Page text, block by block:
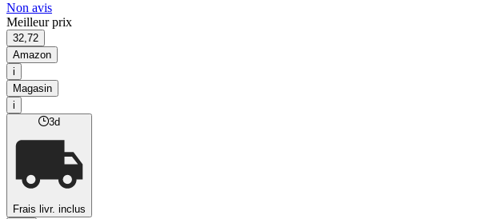
Non avis
Meilleur prix
32,72
Amazon
i
Magasin
i
3d
Frais livr. inclus